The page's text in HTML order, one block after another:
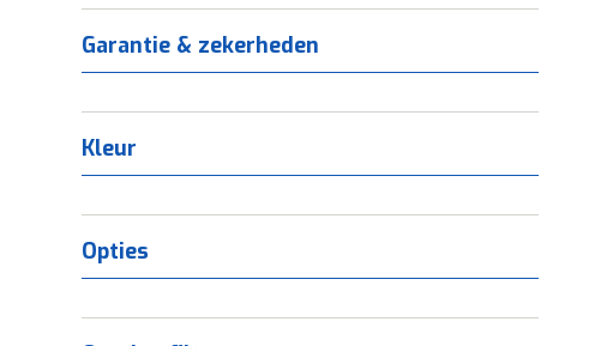
Garantie & zekerheden
Kleur
Opties